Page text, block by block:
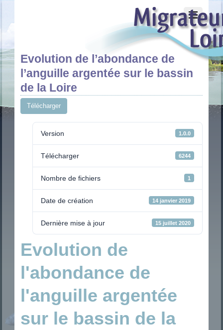
Evolution de l’abondance de
l’anguille argentée sur le bassin
de la Loire
Télécharger
Version 1.0.0
Télécharger 6244
Nombre de fichiers 1
Date de création 14 janvier 2019
Dernière mise à jour 15 juillet 2020
Evolution de
l'abondance de
l'anguille argentée
sur le bassin de la